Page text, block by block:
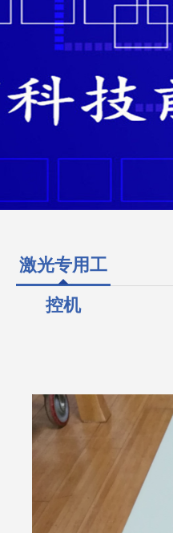
激光专用工
控机